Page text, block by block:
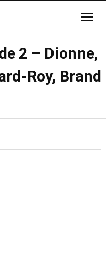
2 – Dionne,
Roy, Brand